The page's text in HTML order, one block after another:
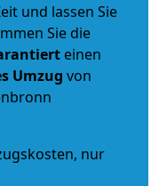
und lassen Sie
Sie die
einen
Umzug von
nur